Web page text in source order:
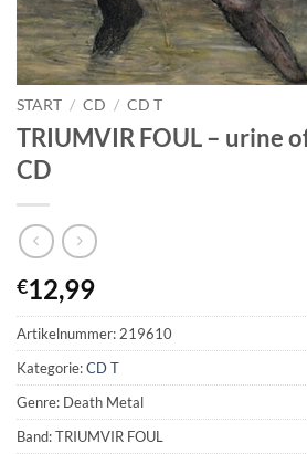
START / CD / CD T
TRIUMVIR FOUL – urine
CD
€12,99
Artikelnummer:219610
Kategorie:CD T
Genre: Death Metal
Band: TRIUMVIR FOUL